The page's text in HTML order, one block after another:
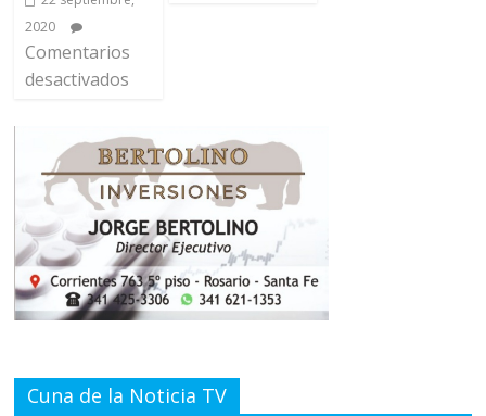
2020
Comentarios
desactivados
Cuna de la Noticia TV